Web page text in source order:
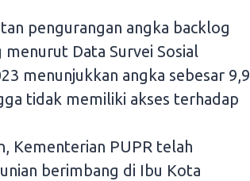
pengurangan angka backlog
Data Survei Sosial
menunjukkan angka sebesar 9,9
tidak memiliki akses terhadap
Kementerian PUPR telah
berimbang di Ibu Kota